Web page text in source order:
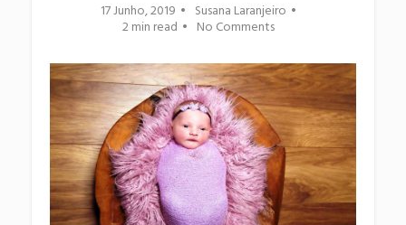
17 Junho, 2019 Susana Laranjeiro
2 min read No Comments